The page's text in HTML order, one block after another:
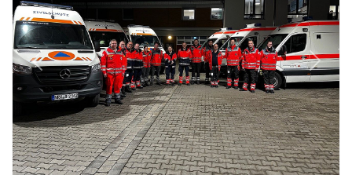
Previous Next